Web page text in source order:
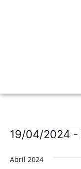
19/04/2024 -
data.
Abril 2024